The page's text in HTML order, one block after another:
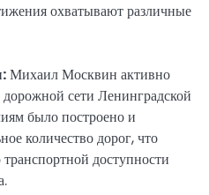
охватывают различные
Михаил Москвин активно
сети Ленинградской
было построено и
количество дорог, что
доступности